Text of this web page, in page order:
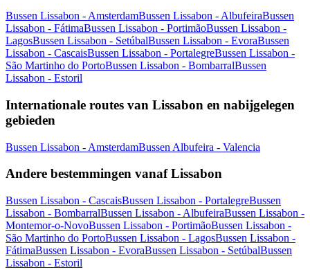
Bussen Lissabon - AmsterdamBussen Lissabon - AlbufeiraBussen
Lissabon - FátimaBussen Lissabon - PortimãoBussen Lissabon -
LagosBussen Lissabon - SetúbalBussen Lissabon - EvoraBussen
Lissabon - CascaisBussen Lissabon - PortalegreBussen Lissabon -
São Martinho do PortoBussen Lissabon - BombarralBussen
Lissabon - Estoril
Internationale routes van Lissabon en nabijgelegen
gebieden
Bussen Lissabon - AmsterdamBussen Albufeira - Valencia
Andere bestemmingen vanaf Lissabon
Bussen Lissabon - CascaisBussen Lissabon - PortalegreBussen
Lissabon - BombarralBussen Lissabon - AlbufeiraBussen Lissabon -
Montemor-o-NovoBussen Lissabon - PortimãoBussen Lissabon -
São Martinho do PortoBussen Lissabon - LagosBussen Lissabon -
FátimaBussen Lissabon - EvoraBussen Lissabon - SetúbalBussen
Lissabon - Estoril